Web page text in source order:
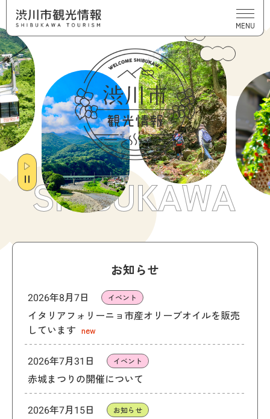
MENU
start
stop
お知らせ
2026年8月7日 イベント
イタリアフォリーニョ市産オリーブオイルを販売
しています new
2026年7月31日 イベント
赤城まつりの開催について
2026年7月15日 お知らせ